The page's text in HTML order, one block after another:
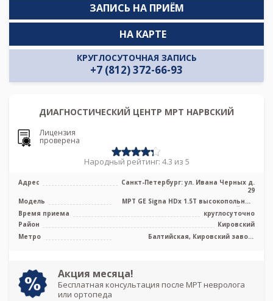
ЗАПИСЬ НА ПРИЁМ
КРУГЛОСУТОЧНАЯ ЗАПИСЬ
+7 (812) 372-66-93
НА КАРТЕ
ДИАГНОСТИЧЕСКИЙ ЦЕНТР МРТ НАРВСКИЙ
Лицензия
проверена
Народный рейтинг: 4.3 из 5
Адрес
Санкт-Петербург: ул. Ивана Черных д.
29
Модель
МРТ GE Signa HDx 1.5T высокопольный
закрытый тип
Время приема
круглосуточно
Район
Кировский
Метро
Балтийская, Кировский завод,
Акция месяца!
Бесплатная консультация после МРТ невролога
или ортопеда